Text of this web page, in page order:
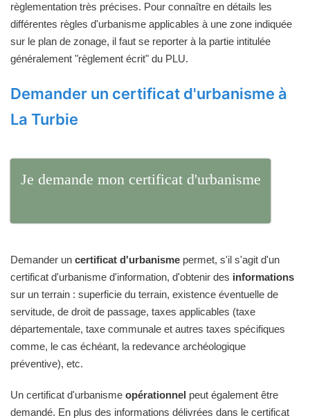
règlementation très précises. Pour connaître en détails les
différentes règles d'urbanisme applicables à une zone indiquée
sur le plan de zonage, il faut se reporter à la partie intitulée
généralement "règlement écrit" du PLU.
Demander un certificat d'urbanisme à
La Turbie
Je demande mon certificat d'urbanisme
Demander un certificat d'urbanisme permet, s'il s'agit d'un
certificat d'urbanisme d'information, d'obtenir des informations
sur un terrain : superficie du terrain, existence éventuelle de
servitude, de droit de passage, taxes applicables (taxe
départementale, taxe communale et autres taxes spécifiques
comme, le cas échéant, la redevance archéologique
préventive), etc.
Un certificat d'urbanisme opérationnel peut également être
demandé. En plus des informations délivrées dans le certificat